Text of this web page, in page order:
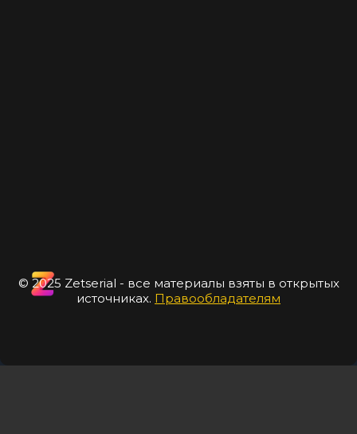
© 2025 Zetserial - все материалы взяты в открытых
источниках. Правообладателям